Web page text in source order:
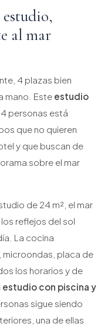
al mar
4 plazas bien
mano. Este estudio
personas está
que no quieren
y que buscan de
sobre el mar
de 24 m², el mar
reflejos del sol
La cocina
placa de
los horarios y de
estudio con piscina y
sigue siendo
una de ellas